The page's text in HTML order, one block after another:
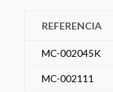
REFERENCIA
MC-002045K
MC-002111